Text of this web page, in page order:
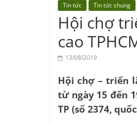
Tin tức Tin tức chung
Hội chợ
cao
13/08/2019
Hội chợ – triển
từ ngày 15 đến
TP (số 2374,